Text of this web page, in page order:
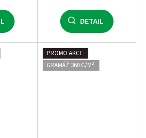
DETAIL
PROMO AKCE
GRAMÁŽ 360 G/M²